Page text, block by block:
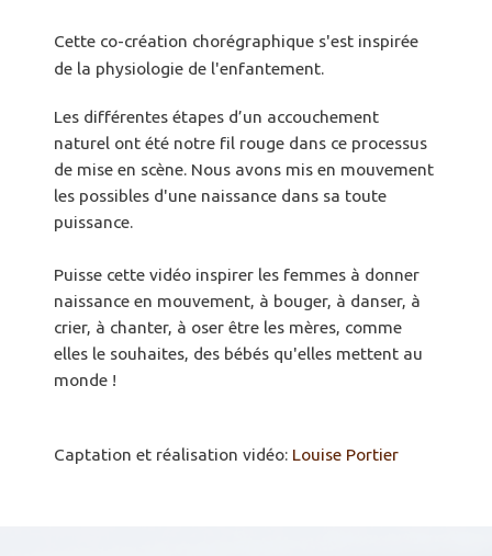
Cette co-création chorégraphique s'est inspirée
de la physiologie de l'enfantement.
Les différentes étapes d’un accouchement
naturel ont été notre fil rouge dans ce processus
de mise en scène. Nous avons mis en mouvement
les possibles d'une naissance dans sa toute
puissance.
Puisse cette vidéo inspirer les femmes à donner
naissance en mouvement, à bouger, à danser, à
crier, à chanter, à oser être les mères, comme
elles le souhaites, des bébés qu'elles mettent au
monde !
Captation et réalisation vidéo: Louise Portier